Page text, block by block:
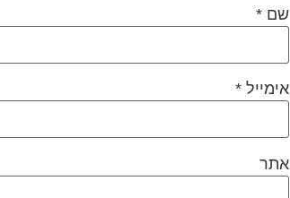
שם*
אימייל*
אתר